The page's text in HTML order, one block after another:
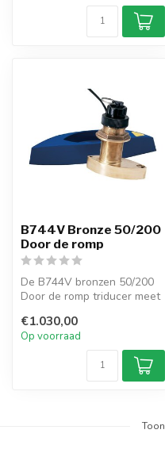
B744V Bronze 50/200
Door de romp
De B744V bronzen 50/200
Door de romp triducer meet
temperat...
€1.030,00
Op voorraad
Toon